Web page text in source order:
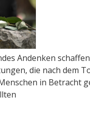
Andenken
die nach dem
in Betracht